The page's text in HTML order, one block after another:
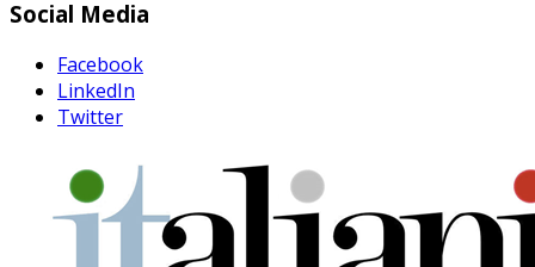
Social Media
Facebook
LinkedIn
Twitter